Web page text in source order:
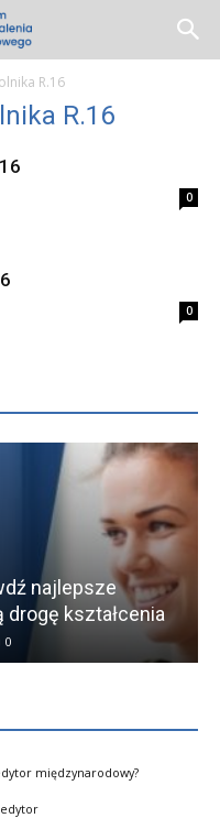
R.16
R.16
0
0
najlepsze
kształcenia
0
międzynarodowy?